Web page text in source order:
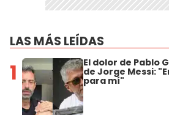
LAS MÁS LEÍDAS
1 El dolor de Pablo
de Jorge Messi:
para mí"